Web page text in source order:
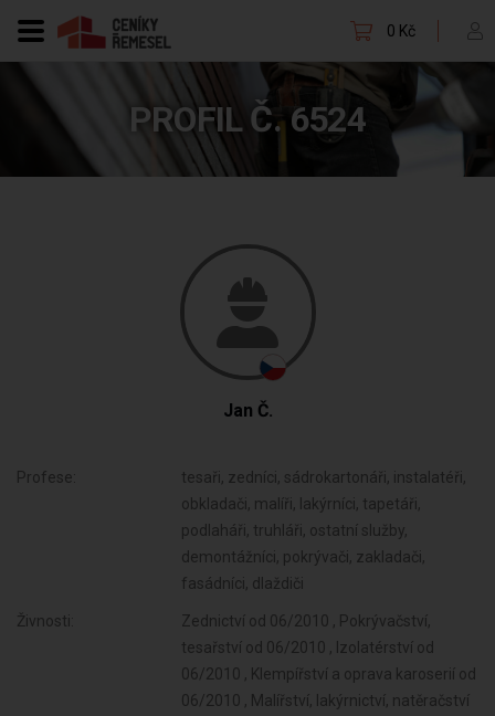
0 Kč
PROFIL Č. 6524
Jan Č.
Profese:
tesaři, zedníci, sádrokartonáři, instalatéři,
obkladači, malíři, lakýrníci, tapetáři,
podlaháři, truhláři, ostatní služby,
demontážníci, pokrývači, zakladači,
fasádníci, dlaždiči
Živnosti:
Zednictví od 06/2010 , Pokrývačství,
tesařství od 06/2010 , Izolatérství od
06/2010 , Klempířství a oprava karoserií od
06/2010 , Malířství, lakýrnictví, natěračství